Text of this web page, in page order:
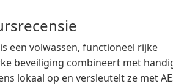
een volwassen, functioneel rijke
beveiliging combineert met
lokaal op en versleutelt ze met